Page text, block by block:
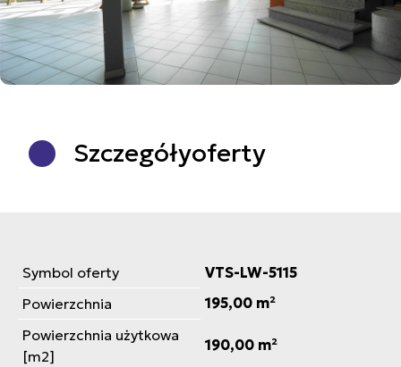
Szczegółyoferty
Symbol oferty
VTS-LW-5115
Powierzchnia
195,00 m²
Powierzchnia użytkowa
[m2]
190,00 m²